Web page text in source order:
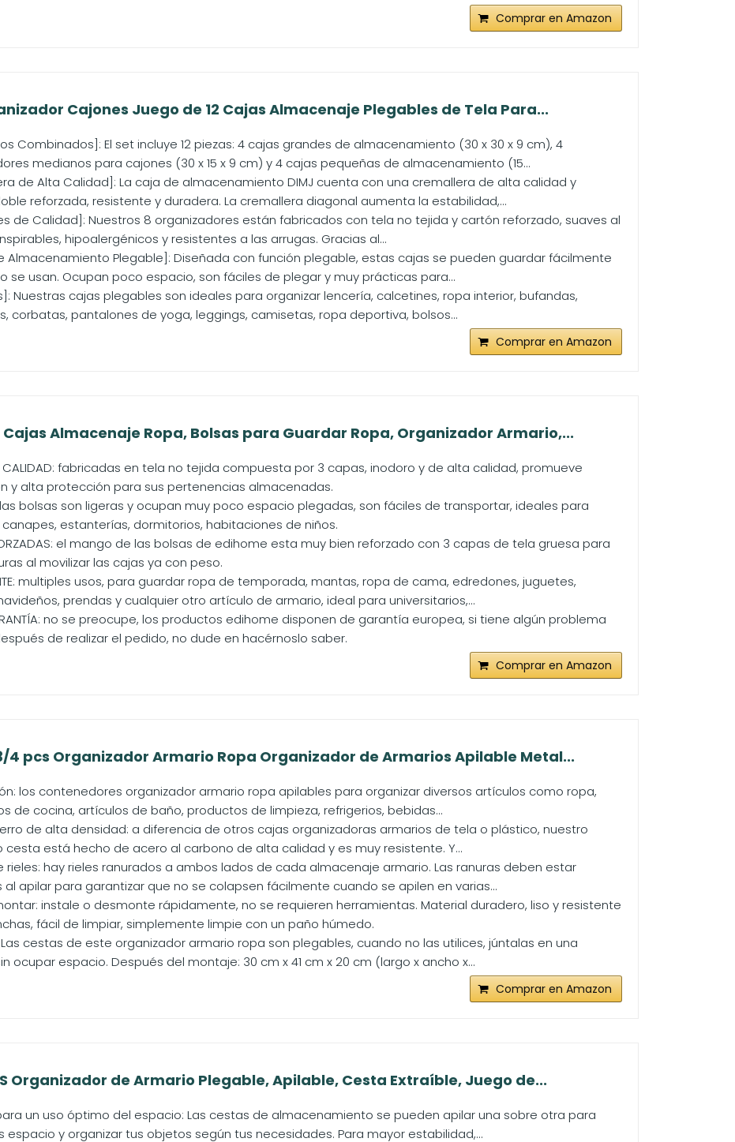
Comprar en Amazon
Cajones Juego de 12 Cajas Almacenaje Plegables de Tela Para...
Combinados]: El set incluye 12 piezas: 4 cajas grandes de almacenamiento (30 x 30 x 9 cm), 4
medianos para cajones (30 x 15 x 9 cm) y 4 cajas pequeñas de almacenamiento (15...
de Alta Calidad]: La caja de almacenamiento DIMJ cuenta con una cremallera de alta calidad y
reforzada, resistente y duradera. La cremallera diagonal aumenta la estabilidad,...
de Calidad]: Nuestros 8 organizadores están fabricados con tela no tejida y cartón reforzado, suaves al
hipoalergénicos y resistentes a las arrugas. Gracias al...
Almacenamiento Plegable]: Diseñada con función plegable, estas cajas se pueden guardar fácilmente
se usan. Ocupan poco espacio, son fáciles de plegar y muy prácticas para...
Nuestras cajas plegables son ideales para organizar lencería, calcetines, ropa interior, bufandas,
corbatas, pantalones de yoga, leggings, camisetas, ropa deportiva, bolsos...
Comprar en Amazon
Almacenaje Ropa, Bolsas para Guardar Ropa, Organizador Armario,...
CALIDAD: fabricadas en tela no tejida compuesta por 3 capas, inodoro y de alta calidad, promueve
y alta protección para sus pertenencias almacenadas.
las bolsas son ligeras y ocupan muy poco espacio plegadas, son fáciles de transportar, ideales para
canapes, estanterías, dormitorios, habitaciones de niños.
el mango de las bolsas de edihome esta muy bien reforzado con 3 capas de tela gruesa para
al movilizar las cajas ya con peso.
multiples usos, para guardar ropa de temporada, mantas, ropa de cama, edredones, juguetes,
prendas y cualquier otro artículo de armario, ideal para universitarios,...
no se preocupe, los productos edihome disponen de garantía europea, si tiene algún problema
de realizar el pedido, no dude en hacérnoslo saber.
Comprar en Amazon
4 pcs Organizador Armario Ropa Organizador de Armarios Apilable Metal...
los contenedores organizador armario ropa apilables para organizar diversos artículos como ropa,
de cocina, artículos de baño, productos de limpieza, refrigerios, bebidas...
de alta densidad: a diferencia de otros cajas organizadoras armarios de tela o plástico, nuestro
cesta está hecho de acero al carbono de alta calidad y es muy resistente. Y...
rieles: hay rieles ranurados a ambos lados de cada almacenaje armario. Las ranuras deben estar
al apilar para garantizar que no se colapsen fácilmente cuando se apilen en varias...
instale o desmonte rápidamente, no se requieren herramientas. Material duradero, liso y resistente
fácil de limpiar, simplemente limpie con un paño húmedo.
cestas de este organizador armario ropa son plegables, cuando no las utilices, júntalas en una
ocupar espacio. Después del montaje: 30 cm x 41 cm x 20 cm (largo x ancho x...
Comprar en Amazon
Organizador de Armario Plegable, Apilable, Cesta Extraíble, Juego de...
un uso óptimo del espacio: Las cestas de almacenamiento se pueden apilar una sobre otra para
espacio y organizar tus objetos según tus necesidades. Para mayor estabilidad,...